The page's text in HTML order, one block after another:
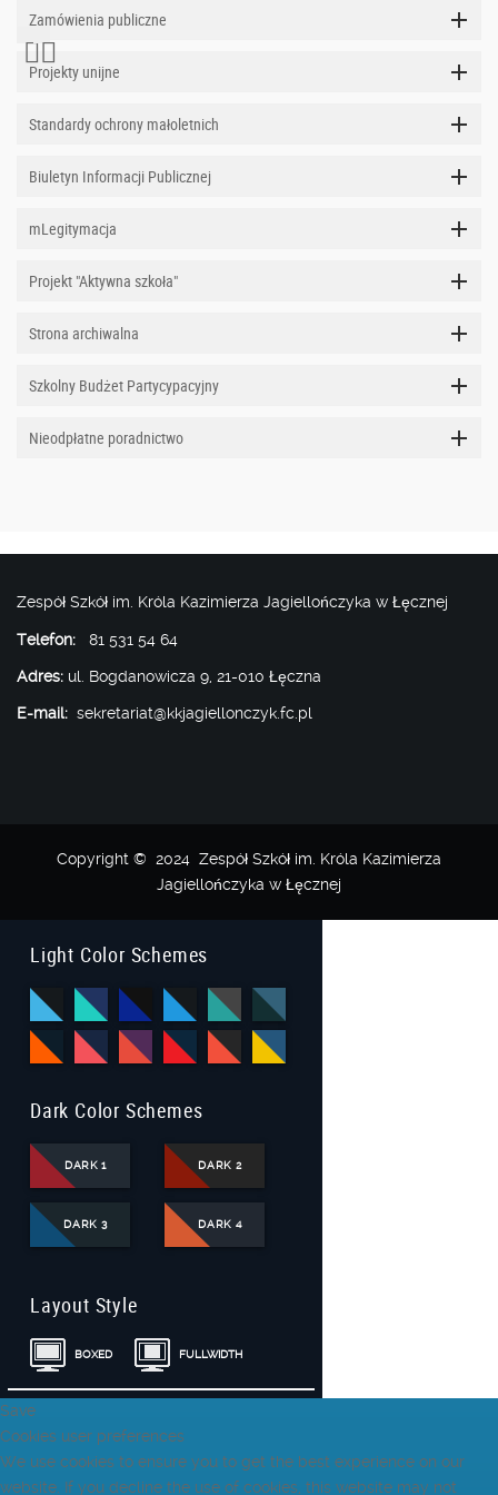
Zamówienia publiczne
Projekty unijne
Standardy ochrony małoletnich
Biuletyn Informacji Publicznej
mLegitymacja
Projekt "Aktywna szkoła"
Strona archiwalna
Szkolny Budżet Partycypacyjny
Nieodpłatne poradnictwo
Zespół Szkół im. Króla Kazimierza Jagiellończyka w Łęcznej
Telefon: 81 531 54 64
Adres: ul. Bogdanowicza 9, 21-010 Łęczna
E-mail: sekretariat@kkjagiellonczyk.fc.pl
Copyright © 2024 Zespół Szkół im. Króla Kazimierza
Jagiellończyka w Łęcznej
Light Color Schemes
Dark Color Schemes
DARK 1 DARK 2
DARK 3 DARK 4
Layout Style
BOXED FULLWIDTH
Save
Cookies user preferences
We use cookies to ensure you to get the best experience on our
website. If you decline the use of cookies, this website may not